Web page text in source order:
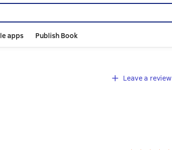
apps Publish Book
Leave a review